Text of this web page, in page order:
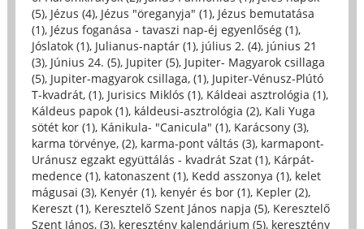
(5), Jézus (4), Jézus "öreganyja" (1), Jézus bemutatása
(1), Jézus foganása - tavaszi nap-éj egyenlőség (1),
Jóslatok (1), Julianus-naptár (1), július 2. (4), június 21
(3), Június 24. (5), Jupiter (5), Jupiter- Magyarok csillaga
(5), Jupiter-magyarok csillaga, (1), Jupiter-Vénusz-Plútó
T-kvadrát, (1), Jurisics Miklós (1), Káldeai asztrológia (1),
Káldeus papok (1), káldeusi-asztrológia (2), Kali Yuga
sötét kor (1), Kánikula- "Canicula" (1), Karácsony (3),
karma törvénye, (2), karma-pont váltás (3), karmapont-
Uránusz egzakt együttálás - kvadrát Szat (1), Kárpát-
medence (1), katonaszent (1), Kedd asszonya (1), kelet
mágusai (3), Kenyér (1), kenyér és bor (1), Kepler (2),
Kereszt (1), Keresztelő Szent János napja (5), Keresztelő
Szent János, (3), keresztény kalendárium (5), keresztény